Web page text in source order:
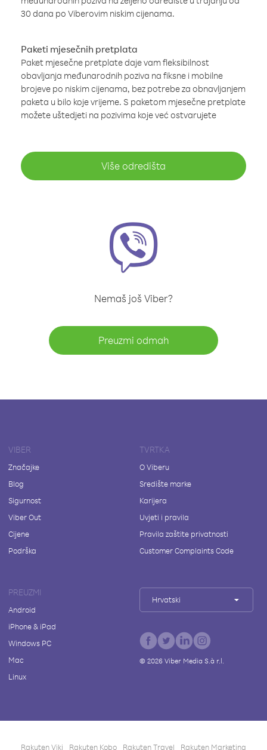
30 dana po Viberovim niskim cijenama.
Paketi mjesečnih pretplata
Paket mjesečne pretplate daje vam fleksibilnost
obavljanja međunarodnih poziva na fiksne i mobilne
brojeve po niskim cijenama, bez potrebe za obnavljanjem
paketa u bilo koje vrijeme. S paketom mjesečne pretplate
možete uštedjeti na pozivima koje već ostvarujete
Više odredišta
Nemaš još Viber?
Preuzmi odmah
VIBER
Značajke
Blog
Sigurnost
Viber Out
Cijene
Podrška
TVRTKA
O Viberu
Središte marke
Karijera
Uvjeti i pravila
Pravila zaštite privatnosti
Customer Complaints Code
PREUZMI
Android
iPhone & iPad
Windows PC
Mac
Linux
Hrvatski
© 2026Viber Media S.à r.l.
Rakuten Viki Rakuten Kobo Rakuten Travel Rakuten Marketing